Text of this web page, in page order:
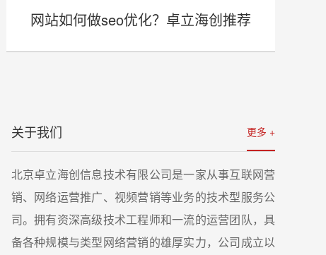
详情
网站如何做seo优化？卓立海创推荐
更多 +
关于我们
北京卓立海创信息技术有限公司是一家从事互联网营
销、网络运营推广、视频营销等业务的技术型服务公
司。拥有资深高级技术工程师和一流的运营团队，具
备各种规模与类型网络营销的雄厚实力，公司成立以